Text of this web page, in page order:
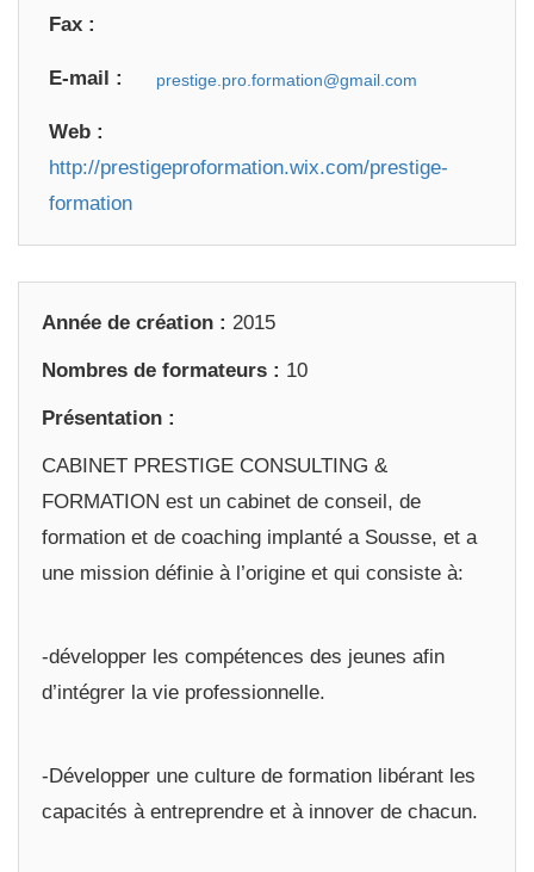
Fax :
E-mail :
Web :
http://prestigeproformation.wix.com/prestige-
formation
Année de création : 2015
Nombres de formateurs : 10
Présentation :
CABINET PRESTIGE CONSULTING &
FORMATION est un cabinet de conseil, de
formation et de coaching implanté a Sousse, et a
une mission définie à l’origine et qui consiste à:
-développer les compétences des jeunes afin
d’intégrer la vie professionnelle.
-Développer une culture de formation libérant les
capacités à entreprendre et à innover de chacun.